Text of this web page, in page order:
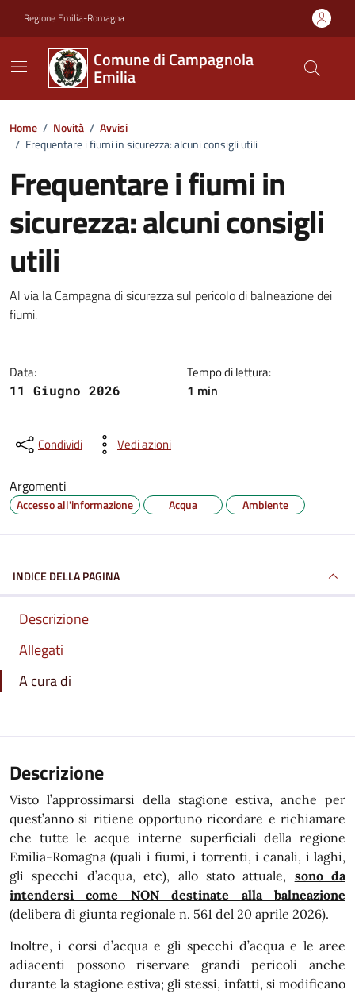
Regione Emilia-Romagna
Comune di Campagnola
Emilia
Home / Novità / Avvisi
/ Frequentare i fiumi in sicurezza: alcuni consigli utili
Frequentare i fiumi in
sicurezza: alcuni consigli
utili
Dettagli della notizia
Al via la Campagna di sicurezza sul pericolo di balneazione dei
fiumi.
Data:
11 Giugno 2026
Tempo di lettura:
1 min
Condividi Vedi azioni
Argomenti
Accesso all'informazione Acqua Ambiente
INDICE DELLA PAGINA
Descrizione
Allegati
A cura di
Descrizione
Visto l’approssimarsi della stagione estiva, anche per
quest’anno si ritiene opportuno ricordare e richiamare
che tutte le acque interne superficiali della regione
Emilia-Romagna (quali i fiumi, i torrenti, i canali, i laghi,
gli specchi d’acqua, etc), allo stato attuale, sono da
intendersi come NON destinate alla balneazione
(delibera di giunta regionale n. 561 del 20 aprile 2026).
Inoltre, i corsi d’acqua e gli specchi d’acqua e le aree
adiacenti possono riservare grandi pericoli anche
durante la stagione estiva; gli stessi, infatti, si modificano